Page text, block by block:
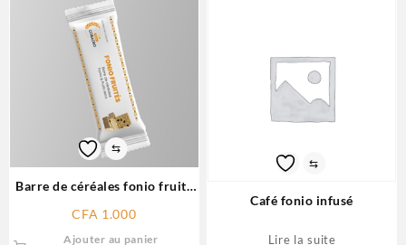
⇆
Barre de céréales fonio fruits
CFA 1.000
Ajouter au panier
⇆
Café fonio infusé
Lire la suite